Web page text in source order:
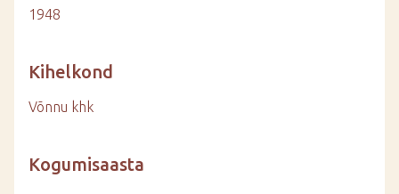
1948
Kihelkond
Võnnu khk
Kogumisaasta